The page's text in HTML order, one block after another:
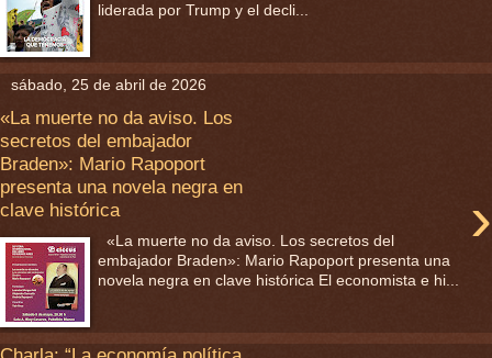
liderada por Trump y el decli...
sábado, 25 de abril de 2026
«La muerte no da aviso. Los
secretos del embajador
Braden»: Mario Rapoport
presenta una novela negra en
clave histórica
›
«La muerte no da aviso. Los secretos del
embajador Braden»: Mario Rapoport presenta una
novela negra en clave histórica El economista e hi...